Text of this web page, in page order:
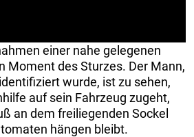
einer nahe gelegenen
Moment des Sturzes. Der Mann,
wurde, ist zu sehen,
auf sein Fahrzeug zugeht,
an dem freiliegenden Sockel
hängen bleibt.